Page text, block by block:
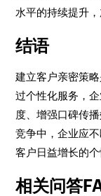
水平的持续提升
结语
建立客户亲密策
过个性化服务，
度、增强口碑传
竞争中，企业应
客户日益增长的
相关问答